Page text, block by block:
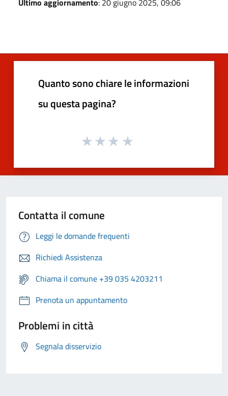
Quanto sono chiare le informazioni
su questa pagina?
Contatta il comune
Leggi le domande frequenti
Richiedi Assistenza
Chiama il comune +39 035 4203211
Prenota un appuntamento
Problemi in città
Segnala disservizio